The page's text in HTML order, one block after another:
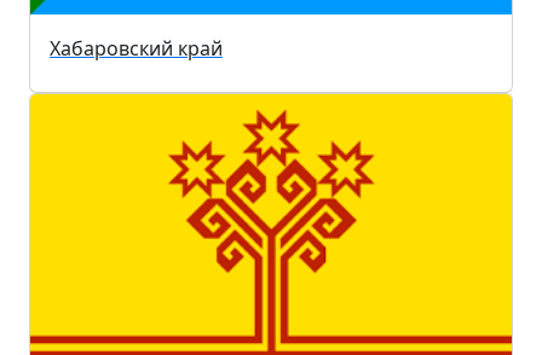
Хабаровский край